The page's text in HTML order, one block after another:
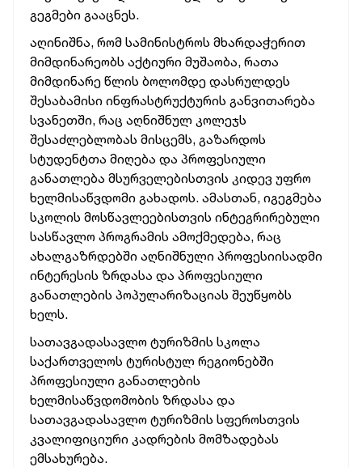
გეგმები გააცნეს.
აღინიშნა, რომ სამინისტროს მხარდაჭერით
მიმდინარეობს აქტიური მუშაობა, რათა
მიმდინარე წლის ბოლომდე დასრულდეს
შესაბამისი ინფრასტრუქტურის განვითარება
სვანეთში, რაც აღნიშნულ კოლეჯს
შესაძლებლობას მისცემს, გაზარდოს
სტუდენტთა მიღება და პროფესიული
განათლება მსურველებისთვის კიდევ უფრო
ხელმისაწვდომი გახადოს. ამასთან, იგეგმება
სკოლის მოსწავლეებისთვის ინტეგრირებული
სასწავლო პროგრამის ამოქმედება, რაც
ახალგაზრდებში აღნიშნული პროფესიისადმი
ინტერესის ზრდასა და პროფესიული
განათლების პოპულარიზაციას შეუწყობს
ხელს.
სათავგადასავლო ტურიზმის სკოლა
საქართველოს ტურისტულ რეგიონებში
პროფესიული განათლების
ხელმისაწვდომობის ზრდასა და
სათავგადასავლო ტურიზმის სფეროსთვის
კვალიფიციური კადრების მომზადებას
ემსახურება.